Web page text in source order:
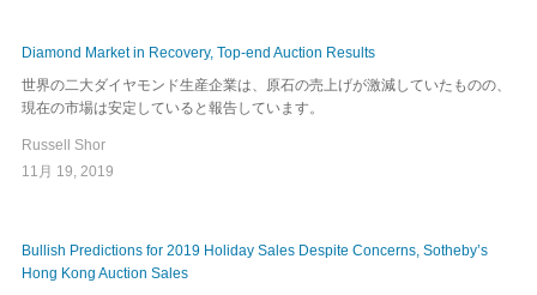
Diamond Market in Recovery, Top-end Auction Results
世界の二大ダイヤモンド生産企業は、原石の売上げが激減していたものの、
現在の市場は安定していると報告しています。
Russell Shor
11月 19, 2019
Bullish Predictions for 2019 Holiday Sales Despite Concerns, Sotheby’s
Hong Kong Auction Sales